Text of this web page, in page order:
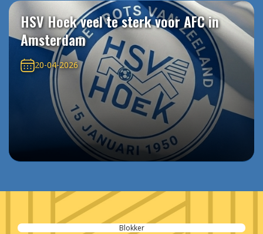
HSV Hoek veel te sterk voor AFC in
Amsterdam
20-04-2026
Blokker